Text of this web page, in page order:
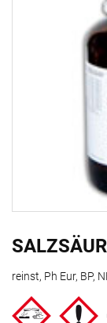
reinst, Ph Eur, BP,